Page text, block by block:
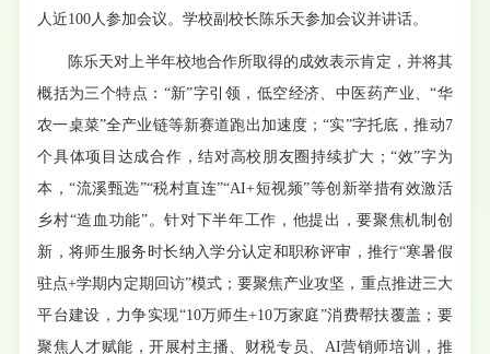
人近100人参加会议。学校副校长陈乐天参加会议并讲话。
陈乐天对上半年校地合作所取得的成效表示肯定，并将其
概括为三个特点：“新”字引领，低空经济、中医药产业、“华
农一桌菜”全产业链等新赛道跑出加速度；“实”字托底，推动7
个具体项目达成合作，结对高校朋友圈持续扩大；“效”字为
本，“流溪甄选”“税村直连”“AI+短视频”等创新举措有效激活
乡村“造血功能”。针对下半年工作，他提出，要聚焦机制创
新，将师生服务时长纳入学分认定和职称评审，推行“寒暑假
驻点+学期内定期回访”模式；要聚焦产业攻坚，重点推进三大
平台建设，力争实现“10万师生+10万家庭”消费帮扶覆盖；要
聚焦人才赋能，开展村主播、财税专员、AI营销师培训，推